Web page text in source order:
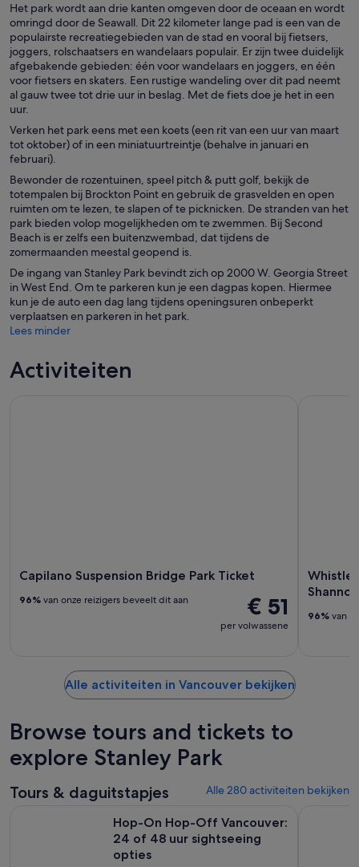
Het park wordt aan drie kanten omgeven door de oceaan en wordt
omringd door de Seawall. Dit 22 kilometer lange pad is een van de
populairste recreatiegebieden van de stad en vooral bij fietsers,
joggers, rolschaatsers en wandelaars populair. Er zijn twee duidelijk
afgebakende gebieden: één voor wandelaars en joggers, en één
voor fietsers en skaters. Een rustige wandeling over dit pad neemt
al gauw twee tot drie uur in beslag. Met de fiets doe je het in een
uur.
Verken het park eens met een koets (een rit van een uur van maart
tot oktober) of in een miniatuurtreintje (behalve in januari en
februari).
Bewonder de rozentuinen, speel pitch & putt golf, bekijk de
totempalen bij Brockton Point en gebruik de grasvelden en open
ruimten om te lezen, te slapen of te picknicken. De stranden van het
park bieden volop mogelijkheden om te zwemmen. Bij Second
Beach is er zelfs een buitenzwembad, dat tijdens de
zomermaanden meestal geopend is.
De ingang van Stanley Park bevindt zich op 2000 W. Georgia Street
in West End. Om te parkeren kun je een dagpas kopen. Hiermee
kun je de auto een dag lang tijdens openingsuren onbeperkt
verplaatsen en parkeren in het park.
Lees minder
Activiteiten
Capilano Suspension Bridge Park Ticket
€ 51
per volwassene
96% van onze reizigers beveelt dit aan
96% van
Alle activiteiten in Vancouver bekijken
Browse tours and tickets to
explore Stanley Park
Tours & daguitstapjes Alle 280 activiteiten bekijken
Hop-On Hop-Off Vancouver:
24 of 48 uur sightseeing
opties